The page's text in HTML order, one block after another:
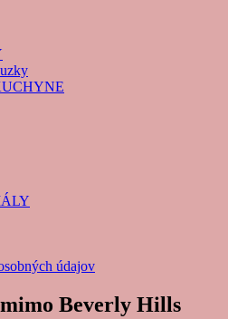
údajov
Beverly Hills